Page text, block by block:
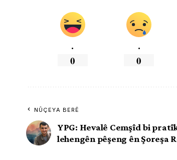
.
0
.
0
NÛÇEYA BERÊ
YPG: Hevalê Cemşîd bi
lehengên pêşeng ên Şoreşa